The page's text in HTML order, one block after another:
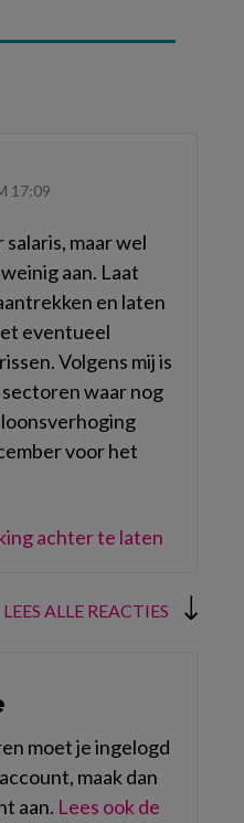
17:09
maar wel
aan. Laat
en laten
eventueel
Volgens mij is
waar nog
voor het
achter te laten
LEES ALLE REACTIES
moet je ingelogd
maak dan
aan. Lees ook de